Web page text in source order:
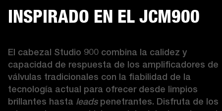
INSPIRADO EN EL JCM900
El cabezal Studio 900 combina la calidez y
capacidad de respuesta de los amplificadores de
válvulas tradicionales con la fiabilidad de la
tecnología actual para ofrecer desde limpios
brillantes hasta leads penetrantes. Disfruta de los